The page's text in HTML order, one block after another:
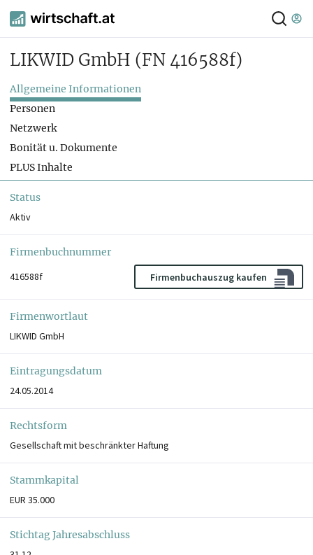
LIKWID GmbH (FN 416588f)
Allgemeine Informationen
Personen
Netzwerk
Bonität u. Dokumente
PLUS Inhalte
Status
Aktiv
Firmenbuchnummer
416588f
Firmenbuchauszug kaufen
Firmenwortlaut
LIKWID GmbH
Eintragungsdatum
24.05.2014
Rechtsform
Gesellschaft mit beschränkter Haftung
Stammkapital
EUR 35.000
Stichtag Jahresabschluss